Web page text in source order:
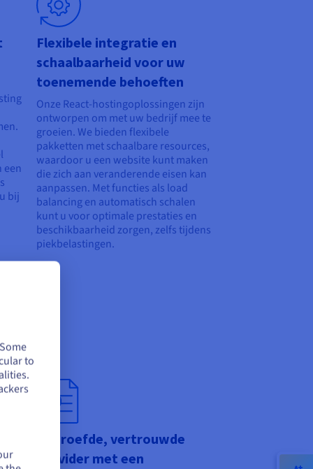
een
bij
Flexibele integratie en
schaalbaarheid voor uw
toenemende behoeften
Onze React-hostingoplossingen zijn
ontworpen om met uw bedrijf mee te
groeien. We bieden flexibele
pakketten met schaalbare resources,
waardoor u een website kunt maken
die zich aan veranderende eisen kan
aanpassen. Met functies als load
balancing en automatisch schalen
kunt u voor optimale prestaties en
beschikbaarheid zorgen, zelfs tijdens
piekbelastingen.
Beproefde, vertrouwde
provider met een
to